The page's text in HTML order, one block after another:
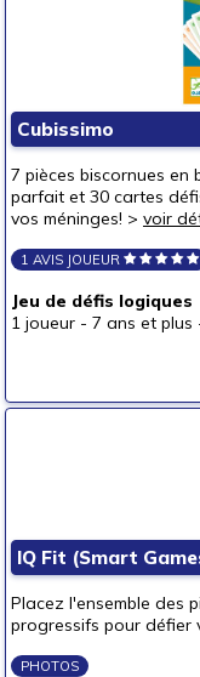
Cubissimo
7 pièces biscornues en
parfait et 30 cartes
vos méninges! > voir
1 AVIS JOUEUR
Jeu de défis logiques
1 joueur - 7 ans et plus
IQ Fit (Smart
Placez l'ensemble des
progressifs pour défier
PHOTOS